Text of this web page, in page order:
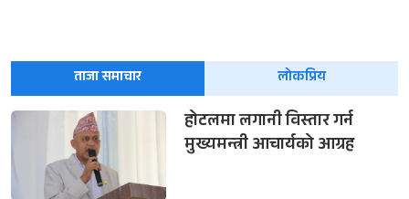
ताजा समाचार लोकप्रिय
होटलमा लगानी विस्तार गर्न
मुख्यमन्त्री आचार्यको आग्रह